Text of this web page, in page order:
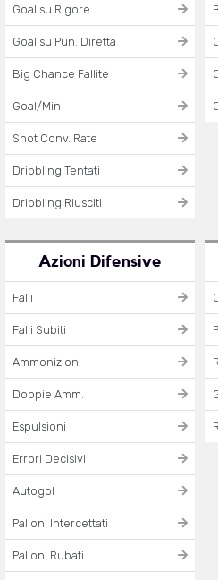
Goal su Rigore
Goal su Pun. Diretta
Big Chance Fallite
Goal/Min
Shot Conv. Rate
Dribbling Tentati
Dribbling Riusciti
Azioni Difensive
Falli
Falli Subiti
Ammonizioni
Doppie Amm.
Espulsioni
Errori Decisivi
Autogol
Palloni Intercettati
Palloni Rubati